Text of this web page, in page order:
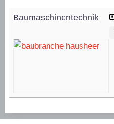
Baumaschinentechnik